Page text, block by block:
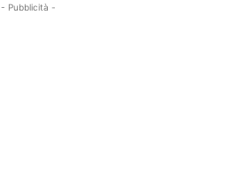
- Pubblicità -